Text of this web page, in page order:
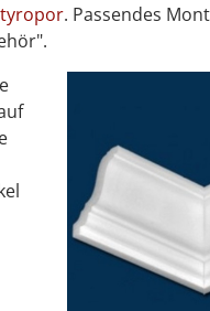
. Passendes